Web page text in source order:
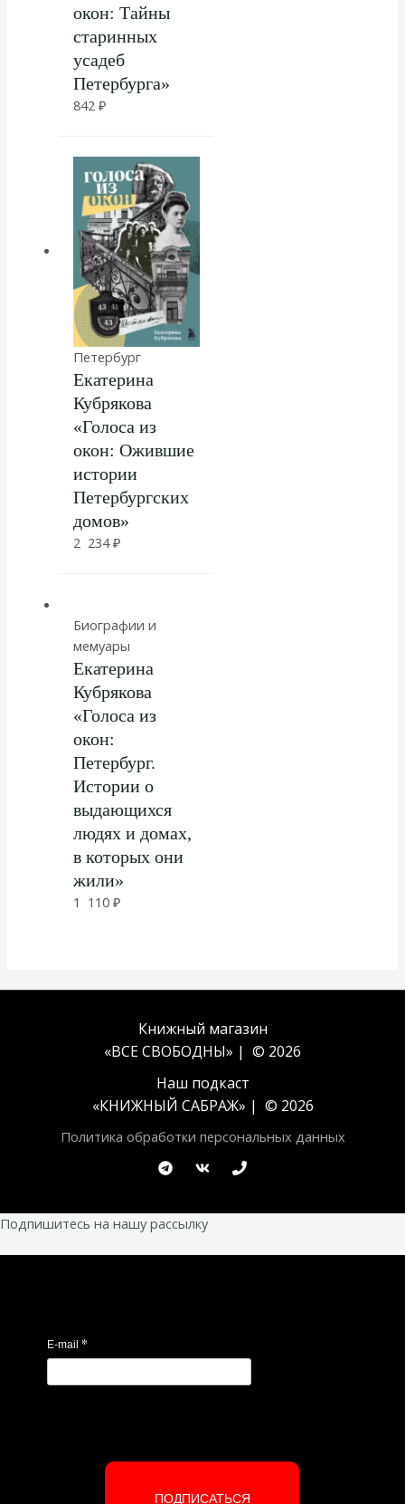
окон: Тайны
старинных
усадеб
Петербурга»
842 ₽
Петербург
Екатерина
Кубрякова
«Голоса из
окон: Ожившие
истории
Петербургских
домов»
2 234₽
Биографии и
мемуары
Екатерина
Кубрякова
«Голоса из
окон:
Петербург.
Истории о
выдающихся
людях и домах,
в которых они
жили»
1 110 ₽
Книжный магазин
«ВСЕ СВОБОДНЫ» | © 2026
Наш подкаст
«КНИЖНЫЙ САБРАЖ» | © 2026
Политика обработки персональных данных
Подпишитесь на нашу рассылку
E-mail *
ПОДПИСАТЬСЯ